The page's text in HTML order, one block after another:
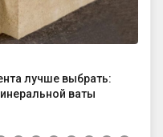
лучше выбрать:
ваты